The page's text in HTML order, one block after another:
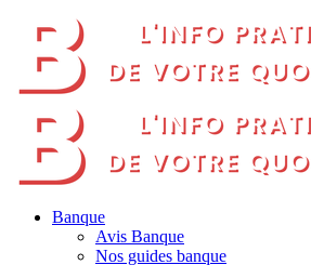
Banque
Avis Banque
Nos guides banque